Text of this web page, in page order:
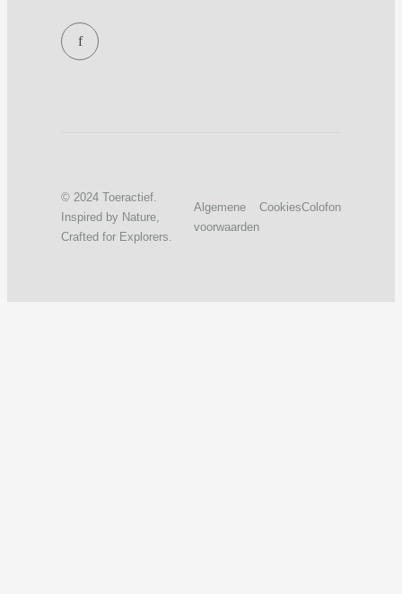
f
© 2024 Toeractief.
Inspired by Nature,
Crafted for Explorers.
Algemene
voorwaarden
CookiesColofon